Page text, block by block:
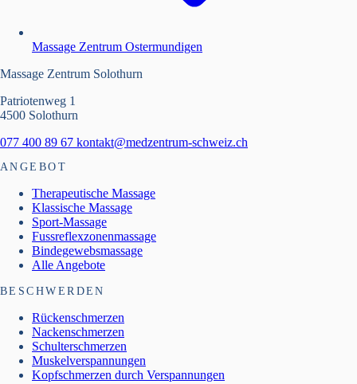
Massage Zentrum Ostermundigen
Massage Zentrum Solothurn
Patriotenweg 1
4500 Solothurn
077 400 89 67 kontakt@medzentrum-schweiz.ch
ANGEBOT
Therapeutische Massage
Klassische Massage
Sport-Massage
Fussreflexzonenmassage
Bindegewebsmassage
Alle Angebote
BESCHWERDEN
Rückenschmerzen
Nackenschmerzen
Schulterschmerzen
Muskelverspannungen
Kopfschmerzen durch Verspannungen